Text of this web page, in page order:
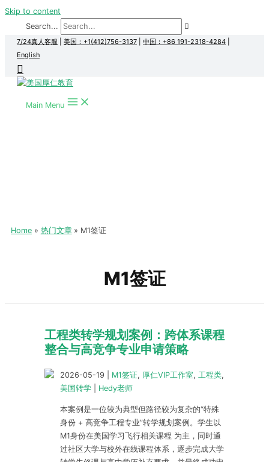
Skip to content
Search...
7/24真人客服 美国：+1(412)756-3137 中国：+86 191-2318-4284
English
Main Menu
Home 热门文章 M1签证
M1签证
工程类转学规划案例：跨体系课程
整合与高竞争专业申请策略
2026-05-19 M1签证, 厚仁VIP工作室, 工程类,
美国转学
Hedy老师
本案例是一位较为典型但路径较为复杂的“特殊
身份 + 高竞争工程专业”转学规划案例。学生以
M1身份在美国学习飞行相关课程 为主，同时通
过社区大学与校外在线课程体系，逐步完成大学